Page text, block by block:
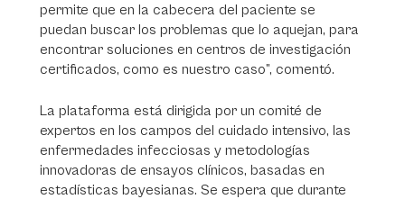
permite que en la cabecera del paciente se
puedan buscar los problemas que lo aquejan, para
encontrar soluciones en centros de investigación
certificados, como es nuestro caso”, comentó.
La plataforma está dirigida por un comité de
expertos en los campos del cuidado intensivo, las
enfermedades infecciosas y metodologías
innovadoras de ensayos clínicos, basadas en
estadísticas bayesianas. Se espera que durante